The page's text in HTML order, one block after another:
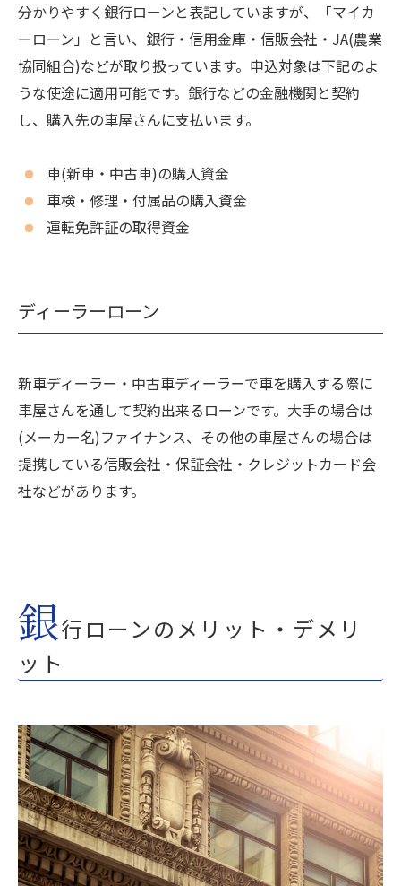
分かりやすく銀行ローンと表記していますが、「マイカ
ーローン」と言い、銀行・信用金庫・信販会社・JA(農業
協同組合)などが取り扱っています。申込対象は下記のよ
うな使途に適用可能です。 銀行などの金融機関と契約
し、購入先の車屋さんに支払います。
車(新車・中古車)の購入資金
車検・修理・付属品の購入資金
運転免許証の取得資金
ディーラーローン
新車ディーラー・中古車ディーラーで車を購入する際に
車屋さんを通して契約出来るローンです。大手の場合は
(メーカー名)ファイナンス、その他の車屋さんの場合は
提携している信販会社・保証会社・クレジットカード会
社などがあります。
銀行ローンのメリット・デメリ
ット